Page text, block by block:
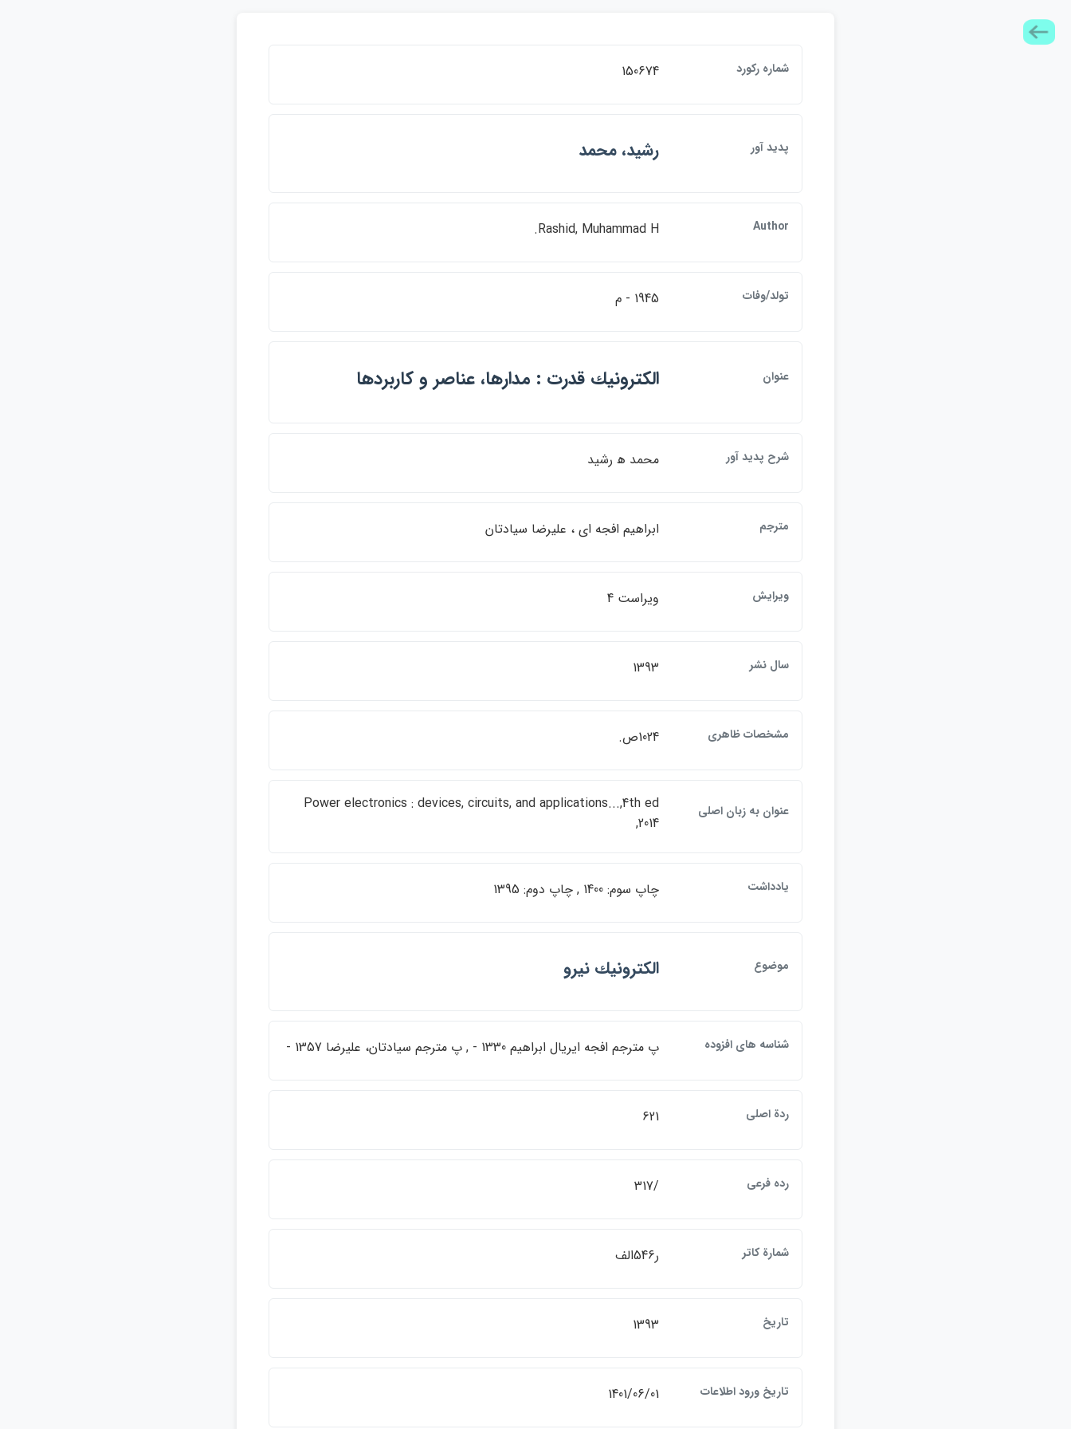
شماره ركورد 150674
پديد آور رشيد، محمد
Author
Rashid, Muhammad H.
تولد/وفات 1945 - م
عنوان الكترونيك قدرت : مدارها، عناصر و كاربردها
شرح پديد آور محمد ھ رشيد
مترجم ابراهيم افجه اي ، عليرضا سيادتان
ويرايش ويراست 4
سال نشر 1393
مشخصات ظاهري 1024ص.
عنوان به زبان اصلي
Power electronics : devices, circuits, and applications...,4th ed
,2014
يادداشت چاپ سوم: 1400 , چاپ دوم: 1395
موضوع الكترونيك نيرو
شناسه هاي افزوده پ مترجم افجه ايريال ابراهيم 1330 - , پ مترجم سيادتان، عليرضا 1357 -
ردة اصلي 621
رده فرعي /317
شمارة كاتر ر546الف
تاريخ 1393
تاريخ ورود اطلاعات 1401/06/01